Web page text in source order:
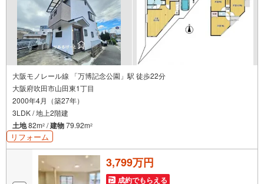
大阪モノレール線 「万博記念公園」駅 徒歩22分
大阪府吹田市山田東1丁目
2000年4月（築27年）
3LDK / 地上2階建
土地82m2 /建物79.92m2
リフォーム
3,799万円
成約でもらえる